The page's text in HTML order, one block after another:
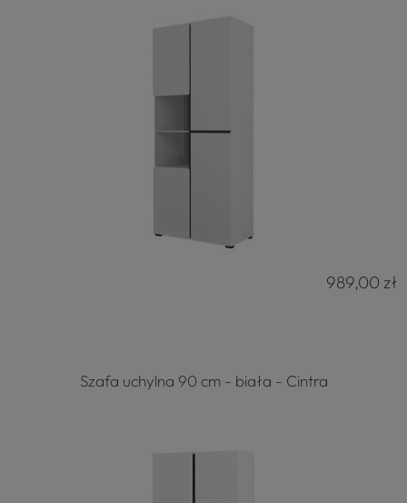
989,00 zł
Szafa uchylna 90 cm - biała - Cintra